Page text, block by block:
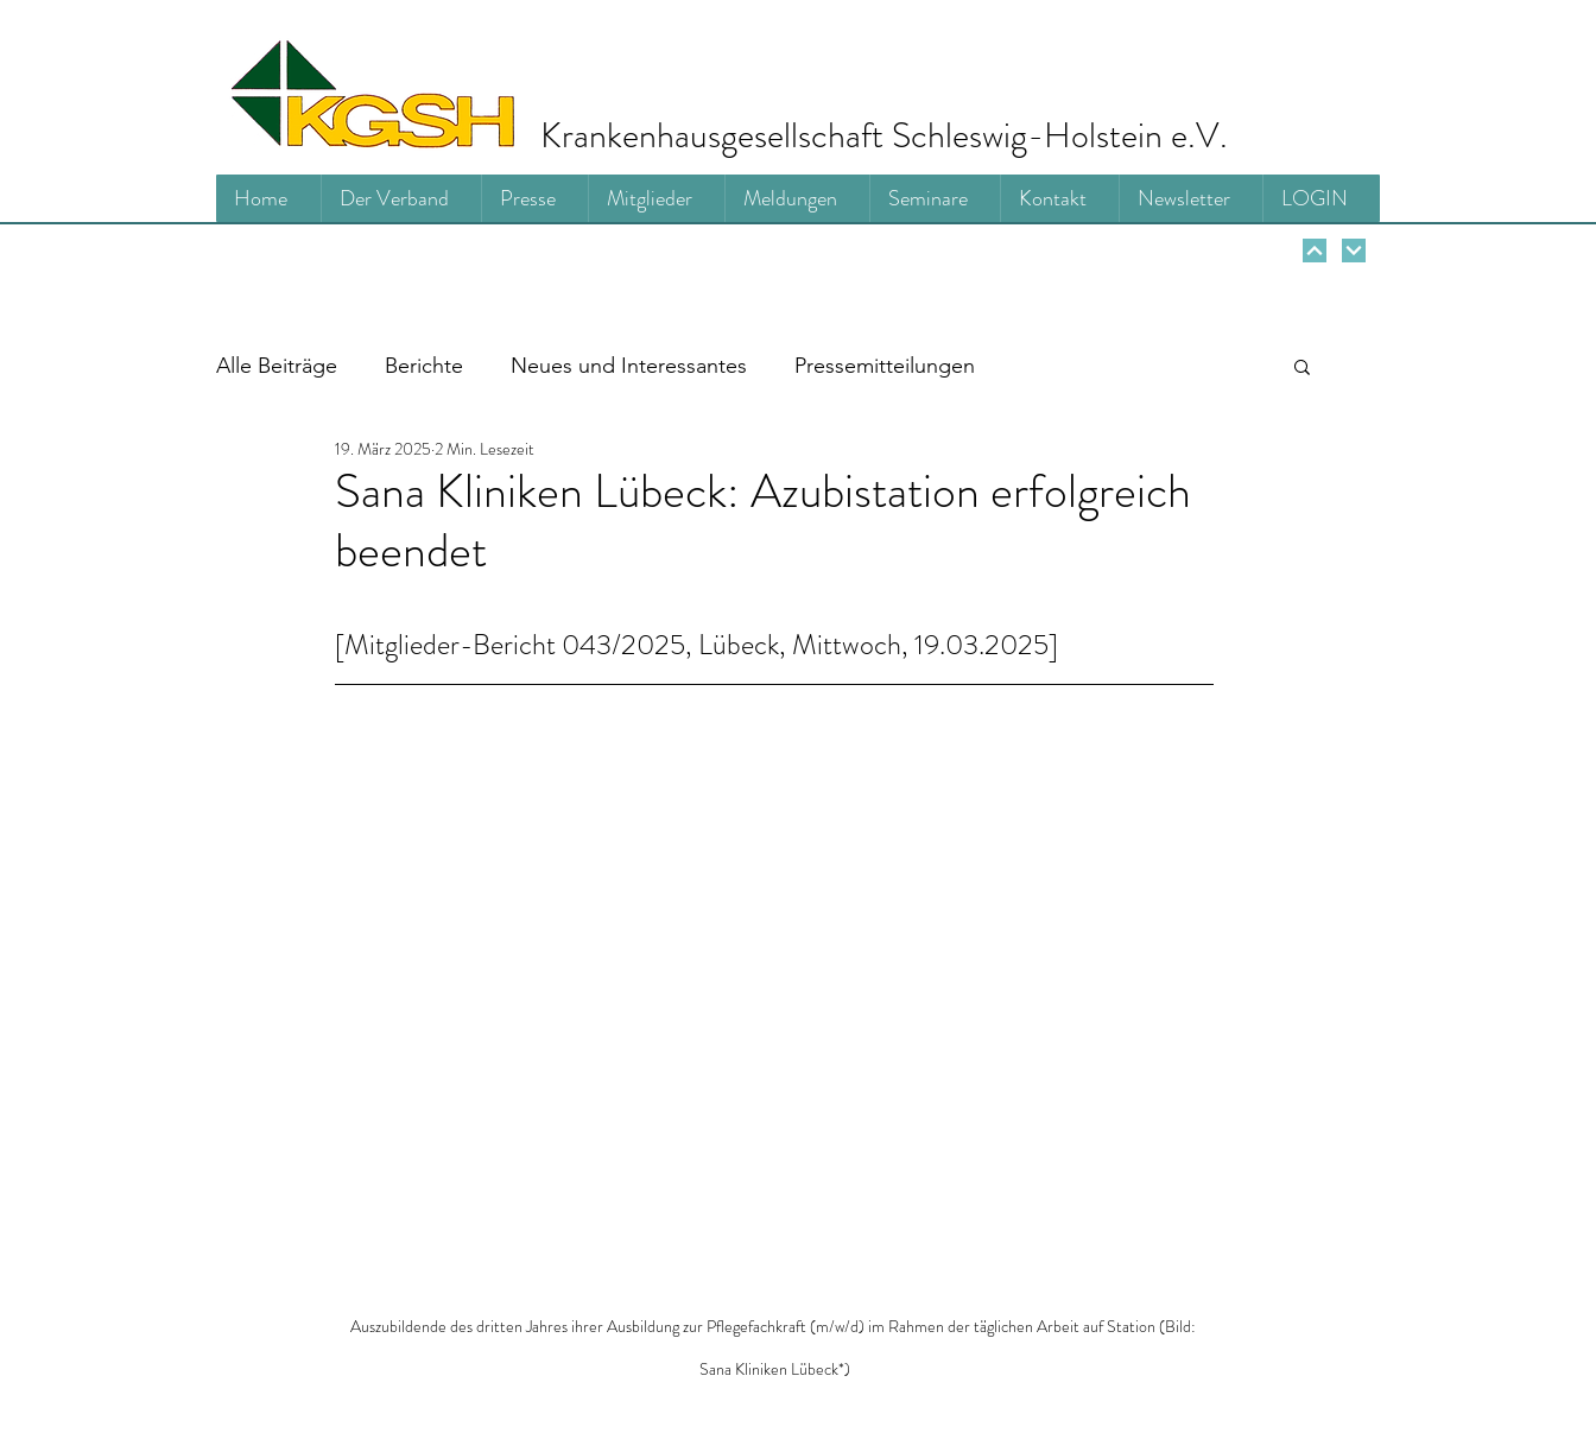
Home Der Verband Presse Mitglieder Meldungen Seminare Kontakt Newsletter LOGIN
Krankenhausgesellschaft Schleswig-Holstein e.V.
Alle Beiträge Berichte Neues und Interessantes Pressemitteilungen
Sana Kliniken Lübeck: Azubistation erfolgreich
beendet
19. März 2025 2 Min. Lesezeit
[Mitglieder-Bericht 043/2025, Lübeck, Mittwoch, 19.03.2025]
Auszubildende des dritten Jahres ihrer Ausbildung zur Pflegefachkraft (m/w/d) im Rahmen der täglichen Arbeit auf Station (Bild:
Sana Kliniken Lübeck*)